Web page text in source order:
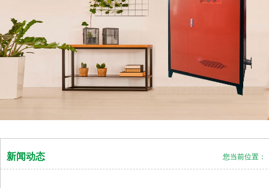
新闻动态 您当前位置：